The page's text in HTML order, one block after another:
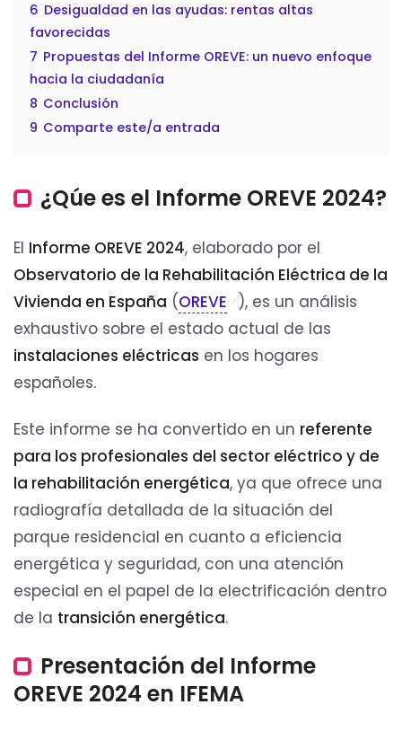
6 Desigualdad en las ayudas: rentas altas
favorecidas
7 Propuestas del Informe OREVE: un nuevo enfoque
hacia la ciudadanía
8 Conclusión
9 Comparte este/a entrada
¿Qúe es el Informe OREVE 2024?
El Informe OREVE 2024, elaborado por el
Observatorio de la Rehabilitación Eléctrica de la
Vivienda en España (OREVE ), es un análisis
exhaustivo sobre el estado actual de las
instalaciones eléctricas en los hogares
españoles.
Este informe se ha convertido en un referente
para los profesionales del sector eléctrico y de
la rehabilitación energética, ya que ofrece una
radiografía detallada de la situación del
parque residencial en cuanto a eficiencia
energética y seguridad, con una atención
especial en el papel de la electrificación dentro
de la transición energética.
Presentación del Informe
OREVE 2024 en IFEMA